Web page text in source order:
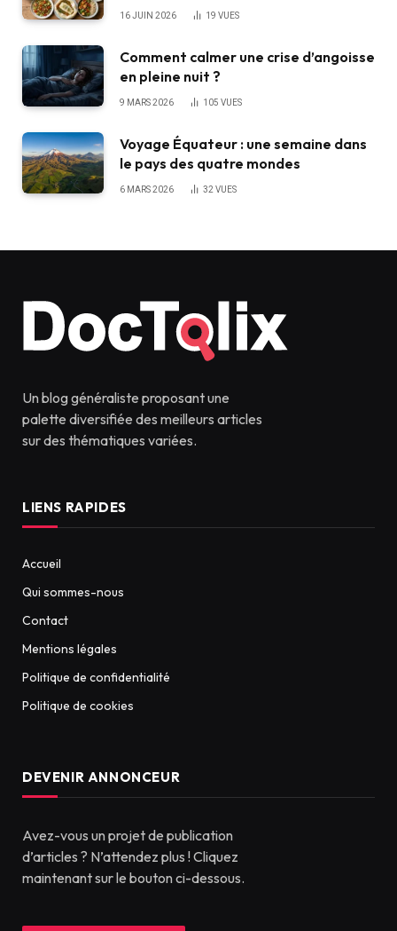
16 JUIN 2026 19 VUES
Comment calmer une crise d’angoisse
en pleine nuit ?
9 MARS 2026 105 VUES
Voyage Équateur : une semaine dans
le pays des quatre mondes
6 MARS 2026 32VUES
Un blog généraliste proposant une
palette diversifiée des meilleurs articles
sur des thématiques variées.
LIENS RAPIDES
Accueil
Qui sommes-nous
Contact
Mentions légales
Politique de confidentialité
Politique de cookies
DEVENIR ANNONCEUR
Avez-vous un projet de publication
d’articles ? N’attendez plus ! Cliquez
maintenant sur le bouton ci-dessous.